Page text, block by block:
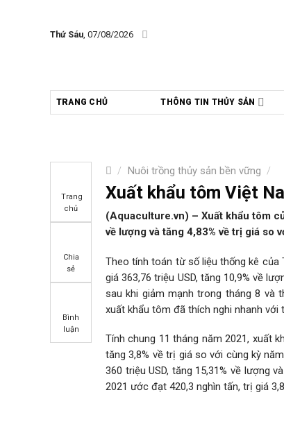
Thứ Sáu, 07/08/2026
TRANG CHỦ THÔNG TIN THỦY SẢN
/ Nuôi trồng thủy sản bền vững /
Trang
chủ
Chia
sẻ
Bình
luận
Xuất khẩu tôm Việt
(Aquaculture.vn) – Xuất khẩu tôm
về lượng và tăng 4,83% về trị giá so
Theo tính toán từ số liệu thống kê của
giá 363,76 triệu USD, tăng 10,9% về
sau khi giảm mạnh trong tháng 8 và
xuất khẩu tôm đã thích nghi nhanh với
Tính chung 11 tháng năm 2021, xuất
tăng 3,8% về trị giá so với cùng kỳ
360 triệu USD, tăng 15,31% về lượng
2021 ước đạt 420,3 nghìn tấn, trị giá